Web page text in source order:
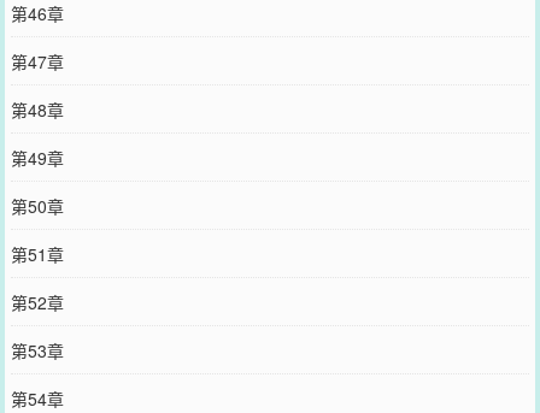
第46章
第47章
第48章
第49章
第50章
第51章
第52章
第53章
第54章